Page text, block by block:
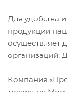
Для удобства
продукции
осуществляет
организаций:
Компания